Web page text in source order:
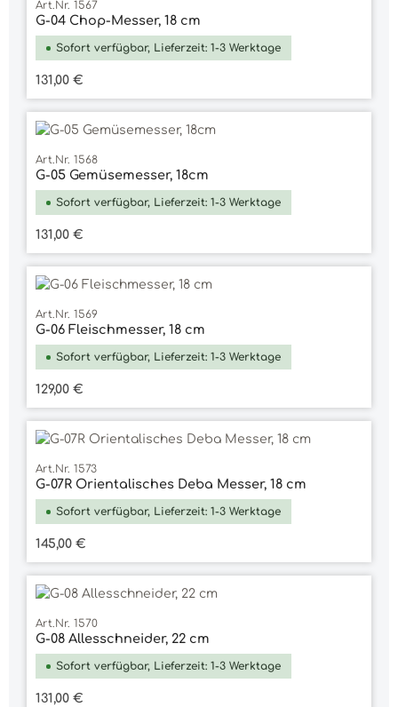
Art.Nr. 1567
G-04 Chop-Messer, 18 cm
Sofort verfügbar, Lieferzeit: 1-3 Werktage
Regulärer Preis:
131,00 €
Art.Nr. 1568
G-05 Gemüsemesser, 18cm
Sofort verfügbar, Lieferzeit: 1-3 Werktage
Regulärer Preis:
131,00 €
Art.Nr. 1569
G-06 Fleischmesser, 18 cm
Sofort verfügbar, Lieferzeit: 1-3 Werktage
Regulärer Preis:
129,00 €
Art.Nr. 1573
G-07R Orientalisches Deba Messer, 18 cm
Sofort verfügbar, Lieferzeit: 1-3 Werktage
Regulärer Preis:
145,00 €
Art.Nr. 1570
G-08 Allesschneider, 22 cm
Sofort verfügbar, Lieferzeit: 1-3 Werktage
Regulärer Preis:
131,00 €